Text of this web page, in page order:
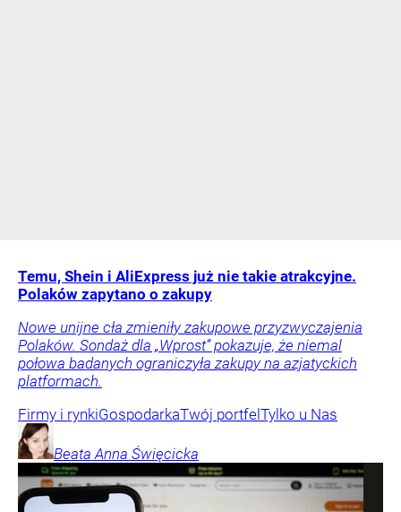
Temu, Shein i AliExpress już nie takie atrakcyjne.
Polaków zapytano o zakupy
Nowe unijne cła zmieniły zakupowe przyzwyczajenia
Polaków. Sondaż dla „Wprost” pokazuje, że niemal
połowa badanych ograniczyła zakupy na azjatyckich
platformach.
Firmy i rynkiGospodarkaTwój portfelTylko u Nas
Beata Anna Święcicka